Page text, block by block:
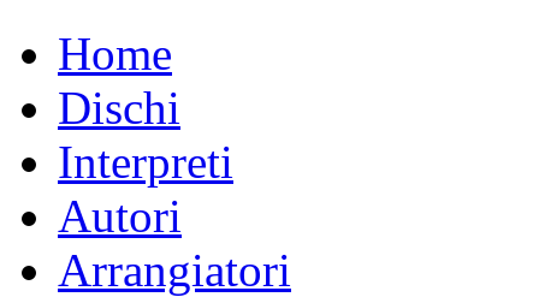
Home
Dischi
Interpreti
Autori
Arrangiatori